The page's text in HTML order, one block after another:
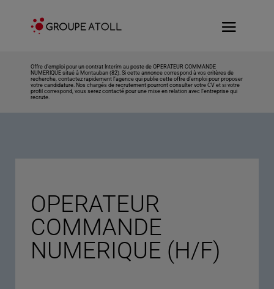
Offre d’emploi pour un contrat Interim au poste de OPERATEUR COMMANDE
NUMERIQUE situé à Montauban (82). Si cette annonce correspond à vos critères de
recherche, contactez rapidement l’agence qui publie cette offre d’emploi pour proposer
votre candidature. Nos chargés de recrutement pourront consulter votre CV et si votre
profil correspond, vous serez contacté pour une mise en relation avec l’entreprise qui
recrute.
OPERATEUR
COMMANDE
NUMERIQUE (H/F)